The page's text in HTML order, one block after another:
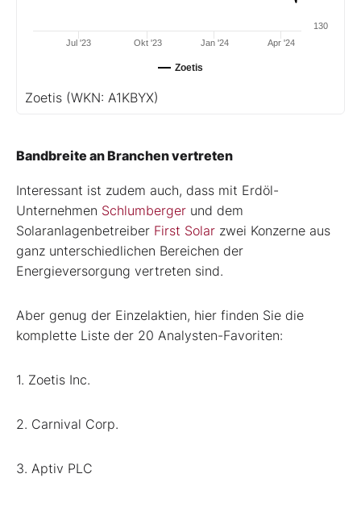
Zoetis
Jul '23 Jan '24
Okt '23 Apr '24
130
Zoetis (WKN: A1KBYX)
Bandbreite an Branchen vertreten
Interessant ist zudem auch, dass mit Erdöl-
Unternehmen Schlumberger und dem
Solaranlagenbetreiber First Solar zwei Konzerne aus
ganz unterschiedlichen Bereichen der
Energieversorgung vertreten sind.
Aber genug der Einzelaktien, hier finden Sie die
komplette Liste der 20 Analysten-Favoriten:
1. Zoetis Inc.
2. Carnival Corp.
3. Aptiv PLC